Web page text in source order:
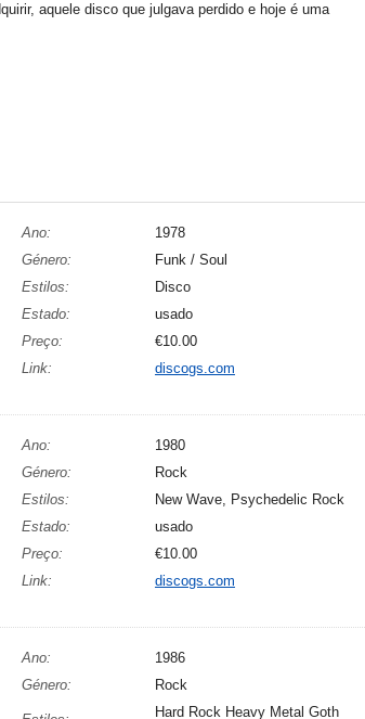
aquele disco que julgava perdido e hoje é uma
Ano:
1978
Género:
Funk / Soul
Estilos:
Disco
Estado:
usado
Preço:
€10.00
Link:
discogs.com
Ano:
1980
Género:
Rock
Estilos:
New Wave, Psychedelic Rock
Estado:
usado
Preço:
€10.00
Link:
discogs.com
Ano:
1986
Género: Rock
Hard Rock Heavy Metal Goth